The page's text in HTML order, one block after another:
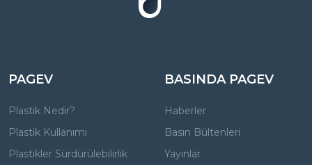
PAGEV
Plastik Nedir?
Plastik Kullanımı
Plastikler Sürdürülebilirlik
BASINDA PAGEV
Haberler
Basın Bültenleri
Yayınlar